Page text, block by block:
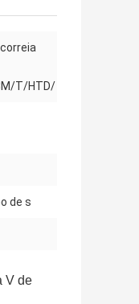
T/HTD/
de s
V de